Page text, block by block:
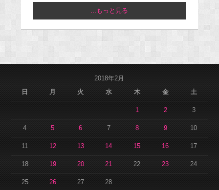
...もっと見る
2018年2月
日
月 火 水 木 金 土
1 2 3
4 5 6 7 8 9 10
11 12 13 14 15 16 17
18 19 20 21 22 23 24
25 26 27 28